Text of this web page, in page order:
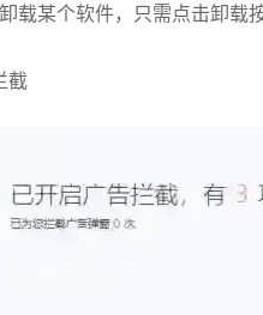
载某个软件，只需点击卸载
截